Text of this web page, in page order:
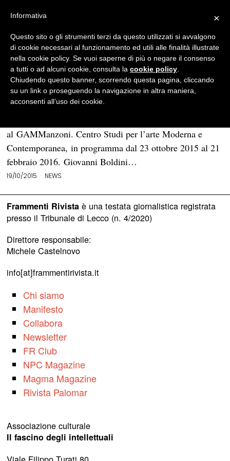
BROWSE TAG
Italiens de paris
Milano: la Belle Époque italiana al
GAMManzoni
MILANO – Belle Époque. La Parigi di Boldini, De
al GAMManzoni. Centro Studi per l’arte Moderna e
Contemporanea, in programma dal 23 ottobre 2015 al 21
febbraio 2016. Giovanni Boldini…
19/10/2015 NEWS
Frammenti Rivistaè una testata giornalistica registrata
presso il Tribunale di Lecco (n. 4/2020)
Direttore responsabile:
Michele Castelnovo
info[at]frammentirivista.it
Chi siamo
Manifesto
Collabora
Newsletter
FR Club
NPC Magazine
Magma Magazine
Rivista Palomar
Associazione culturale
Il fascino degli intellettuali
×
Informativa
Questo sito o gli strumenti terzi da questo utilizzati si avvalgono
di cookie necessari al funzionamento ed utili alle finalità illustrate
nella cookie policy. Se vuoi saperne di più o negare il consenso
a tutti o ad alcuni cookie, consulta la cookie policy
Chiudendo questo banner, scorrendo questa pagina, cliccando
su un link o proseguendo la navigazione in altra maniera,
acconsenti all’uso dei cookie.